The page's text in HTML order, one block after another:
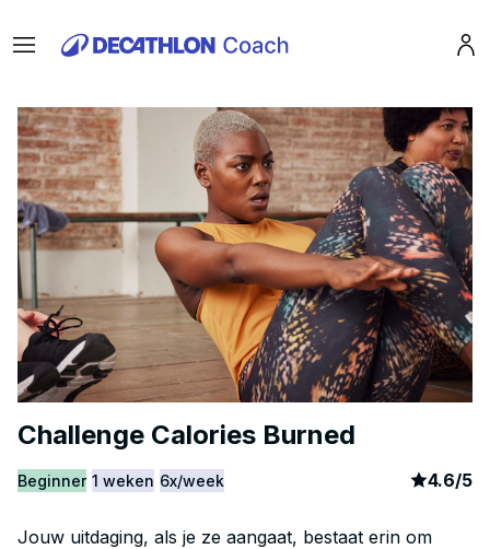
Menu
Challenge Calories Burned
Beginner 1 weken 6x/week article
4.6/5
Jouw uitdaging, als je ze aangaat, bestaat erin om